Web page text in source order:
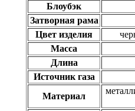
Блоубэк
Затворная рама
Цвет изделия
Масса
Длина
Источник газа
Материал